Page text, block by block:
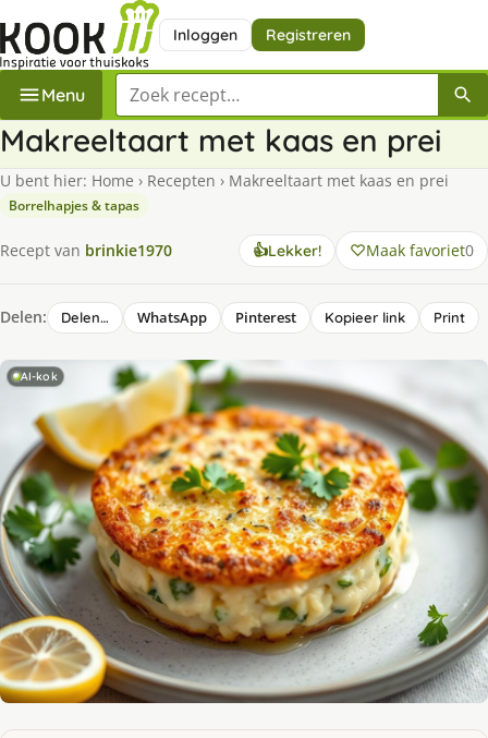
Inloggen Registreren
Menu Zoek een recept
Makreeltaart met kaas en prei
U bent hier: Home › Recepten › Makreeltaart met kaas en prei
Borrelhapjes & tapas
Recept van brinkie1970 👍Lekker! Maak favoriet0
Delen: Delen… WhatsApp Pinterest Kopieer link Print
AI-kok